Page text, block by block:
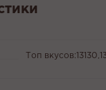
Топ